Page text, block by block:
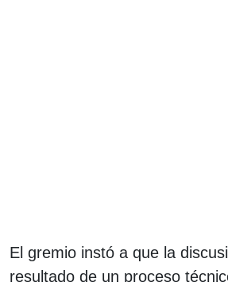
El gremio instó a que la
resultado de un proceso